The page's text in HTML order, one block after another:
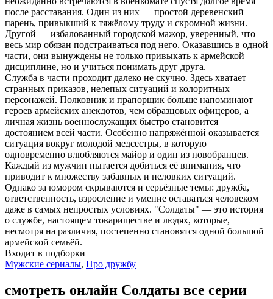
после расставания. Один из них — простой деревенский
парень, привыкший к тяжёлому труду и скромной жизни.
Другой — избалованный городской мажор, уверенный, что
весь мир обязан подстраиваться под него. Оказавшись в одной
части, они вынуждены не только привыкать к армейской
дисциплине, но и учиться понимать друг друга.
Служба в части проходит далеко не скучно. Здесь хватает
странных приказов, нелепых ситуаций и колоритных
персонажей. Полковник и прапорщик больше напоминают
героев армейских анекдотов, чем образцовых офицеров, а
личная жизнь военнослужащих быстро становится
достоянием всей части. Особенно напряжённой оказывается
ситуация вокруг молодой медсестры, в которую
одновременно влюбляются майор и один из новобранцев.
Каждый из мужчин пытается добиться её внимания, что
приводит к множеству забавных и неловких ситуаций.
Однако за юмором скрываются и серьёзные темы: дружба,
ответственность, взросление и умение оставаться человеком
даже в самых непростых условиях. "Солдаты" — это история
о службе, настоящем товариществе и людях, которые,
несмотря на различия, постепенно становятся одной большой
армейской семьёй.
Входит в подборки
Мужские сериалы, Про дружбу
смотреть онлайн Солдаты все серии